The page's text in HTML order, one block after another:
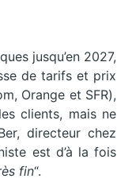
jusqu’en 2027,
de tarifs et prix
Orange et SFR),
clients, mais ne
directeur chez
est d’à la fois
fin“.